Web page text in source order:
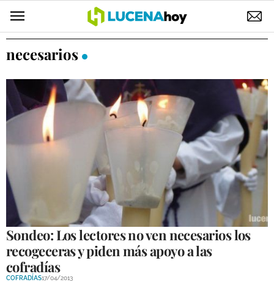
ELECCIONES
SUCESOS
ECONOMÍA
DESARROLLO LOCAL
LUCENA EMPRESAS
OCIO
COFRADÍAS
necesarios
Sondeo: Los lectores no ven necesarios los
recogeceras y piden más apoyo a las
cofradías
COFRADÍAS17/04/2013